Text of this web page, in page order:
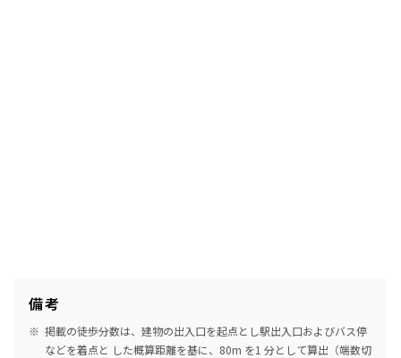
備考
掲載の徒歩分数は、建物の出入口を起点とし駅出入口およびバス停
などを着点と した概算距離を基に、80m を1 分として算出（端数切